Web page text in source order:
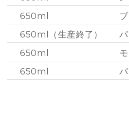
650ml
650ml（生産終了）
650ml
650ml
ブ
パ
モ
パ